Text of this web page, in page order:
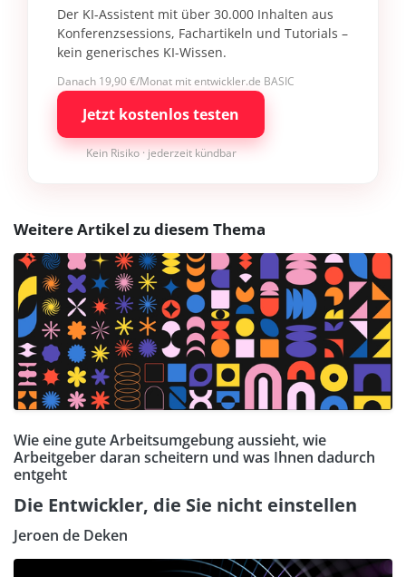
Der KI-Assistent mit über 30.000 Inhalten aus
Konferenzsessions, Fachartikeln und Tutorials –
kein generisches KI-Wissen.
Danach 19,90 €/Monat mit entwickler.de BASIC
Jetzt kostenlos testen
Kein Risiko · jederzeit kündbar
Weitere Artikel zu diesem Thema
Wie eine gute Arbeitsumgebung aussieht, wie
Arbeitgeber daran scheitern und was Ihnen dadurch
entgeht
Die Entwickler, die Sie nicht einstellen
Jeroen de Deken